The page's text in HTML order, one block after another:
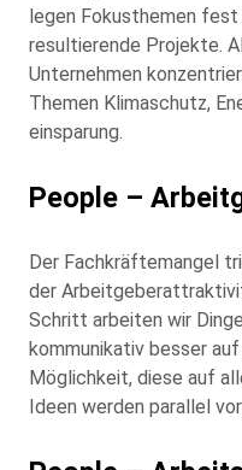
legen Fokusthemen fest
resultierende Projekte.
Unternehmen
Themen Klimaschutz,
einsparung.
People –
Der Fachkräftemangel
der
Schritt arbeiten wir
kommunikativ besser
Möglichkeit, diese auf
Ideen werden parallel